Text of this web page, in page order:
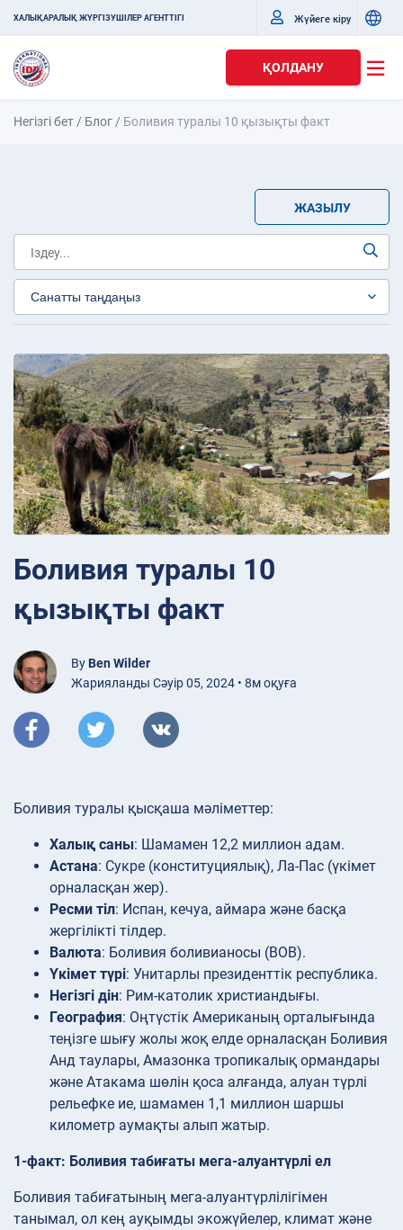
ХАЛЫҚАРАЛЫҚ ЖҮРГІЗУШІЛЕР АГЕНТТІГІ Жүйеге кіру
ҚОЛДАНУ
Негізгі бет / Блог / Боливия туралы 10 қызықты факт
ЖАЗЫЛУ
Боливия туралы 10
қызықты факт
By Ben Wilder
Жарияланды Сәуір 05, 2024 • 8м оқуға
Боливия туралы қысқаша мәліметтер:
Халық саны: Шамамен 12,2 миллион адам.
Астана: Сукре (конституциялық), Ла-Пас (үкімет
орналасқан жер).
Ресми тіл: Испан, кечуа, аймара және басқа
жергілікті тілдер.
Валюта: Боливия боливианосы (BOB).
Үкімет түрі: Унитарлы президенттік республика.
Негізгі дін: Рим-католик христиандығы.
География: Оңтүстік Американың орталығында
теңізге шығу жолы жоқ елде орналасқан Боливия
Анд таулары, Амазонка тропикалық ормандары
және Атакама шөлін қоса алғанда, алуан түрлі
рельефке ие, шамамен 1,1 миллион шаршы
километр аумақты алып жатыр.
1-факт: Боливия табиғаты мега-алуантүрлі ел
Боливия табиғатының мега-алуантүрлілігімен
танымал, ол кең ауқымды экожүйелер, климат және